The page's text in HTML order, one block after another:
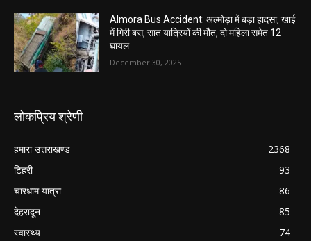
Almora Bus Accident: अल्मोड़ा में बड़ा हादसा, खाई
में गिरी बस, सात यात्रियों की मौत, दो महिला समेत 12
घायल
December 30, 2025
लोकप्रिय श्रेणी
हमारा उत्तराखण्ड
2368
टिहरी
93
चारधाम यात्रा
86
देहरादून
85
स्वास्थ्य
74